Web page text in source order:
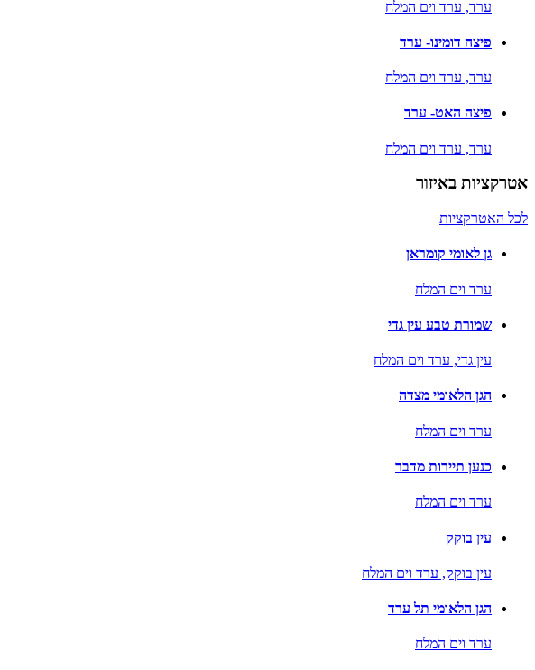
ערד, ערד וים המלח
פיצה דומינו- ערד
ערד, ערד וים המלח
פיצה האט- ערד
ערד, ערד וים המלח
אטרקציות באיזור
לכל האטרקציות
גן לאומי קומראן
ערד וים המלח
שמורת טבע עין גדי
עין גדי, ערד וים המלח
הגן הלאומי מצדה
ערד וים המלח
כנען תיירות מדבר
ערד וים המלח
עין בוקק
עין בוקק, ערד וים המלח
הגן הלאומי תל ערד
ערד וים המלח